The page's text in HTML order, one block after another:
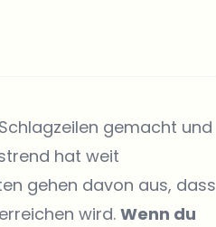
gemacht und
hat weit
gehen davon aus, dass
wird. Wenn du